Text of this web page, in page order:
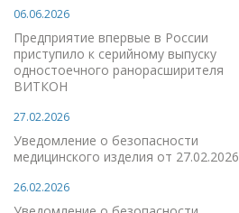
06.06.2026
Предприятие впервые в России
приступило к серийному выпуску
одностоечного ранорасширителя
ВИТКОН
27.02.2026
Уведомление о безопасности
медицинского изделия от 27.02.2026
26.02.2026